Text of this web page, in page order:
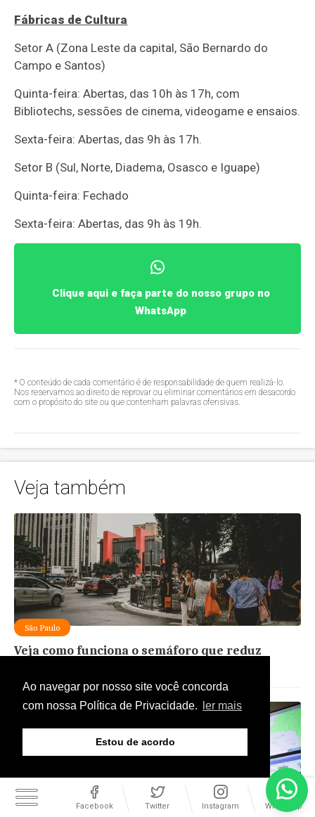
Ao navegar por nosso site você concorda
com nossa Política de Privacidade.
ler mais
Estou de acordo
Facebook Twitter Instagram WhatsApp
Fábricas de Cultura
Setor A (Zona Leste da capital, São Bernardo do
Campo e Santos)
Quinta-feira: Abertas, das 10h às 17h, com
Bibliotechs, sessões de cinema, videogame e ensaios.
Sexta-feira: Abertas, das 9h às 17h.
Setor B (Sul, Norte, Diadema, Osasco e Iguape)
Quinta-feira: Fechado
Sexta-feira: Abertas, das 9h às 19h.
Clique aqui e faça parte do nosso grupo no
WhatsApp
* O conteúdo de cada comentário é de responsabilidade de quem realizá-lo.
Nos reservamos ao direito de reprovar ou eliminar comentários em desacordo
com o propósito do site ou que contenham palavras ofensivas.
Veja também
São Paulo
Veja como funciona o semáforo que reduz